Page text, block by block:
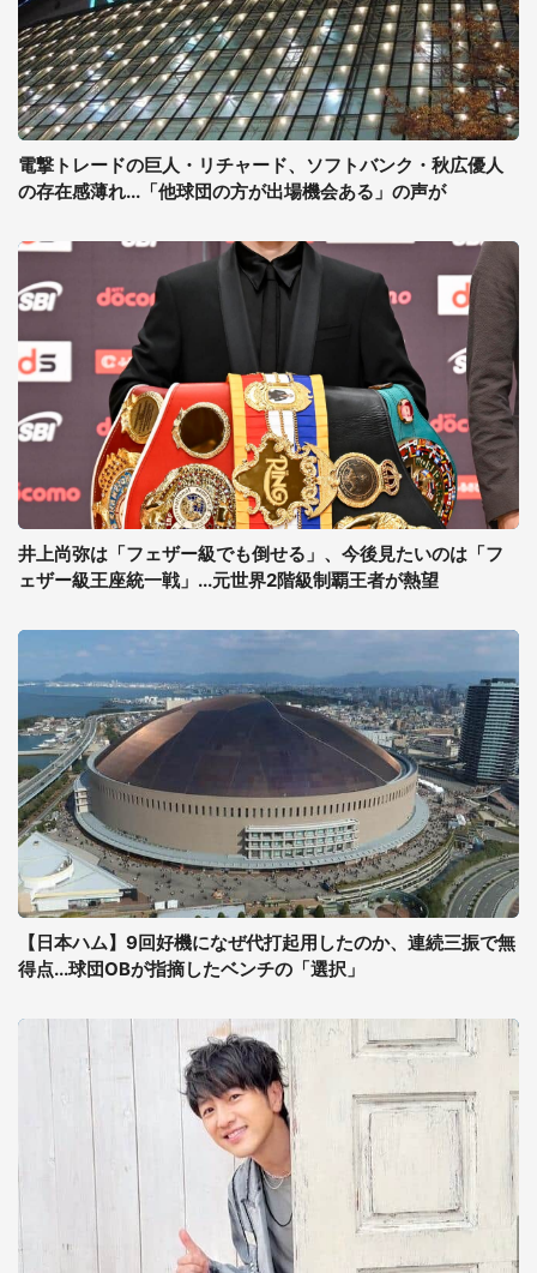
電撃トレードの巨人・リチャード、ソフトバンク・秋広優人
の存在感薄れ...「他球団の方が出場機会ある」の声が
井上尚弥は「フェザー級でも倒せる」、今後見たいのは「フ
ェザー級王座統一戦」...元世界2階級制覇王者が熱望
【日本ハム】9回好機になぜ代打起用したのか、連続三振で無
得点...球団OBが指摘したベンチの「選択」